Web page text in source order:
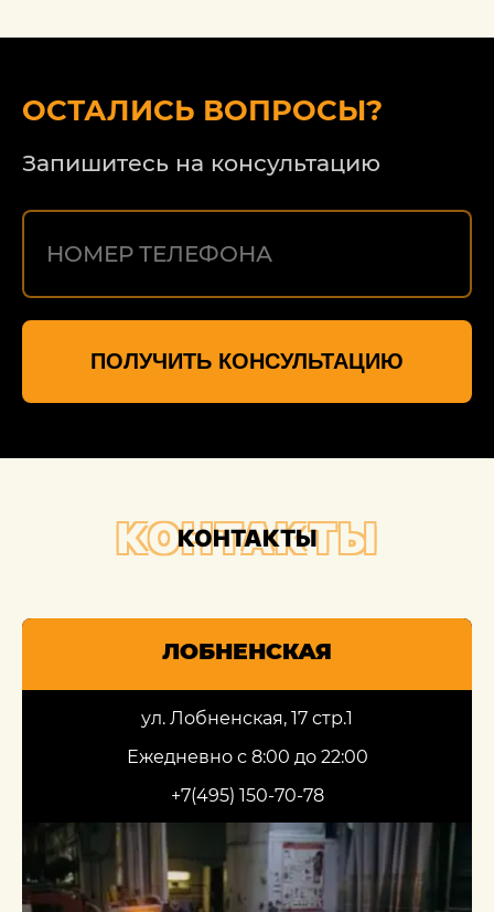
работу, надеюсь на дальнейшее
ОСТАЛИСЬ ВОПРОСЫ?
Запишитесь на консультацию
ПОЛУЧИТЬ КОНСУЛЬТАЦИЮ
КОНТАКТЫ
КОНТАКТЫ
ЛОБНЕНСКАЯ
ул. Лобненская, 17 стр.1
Ежедневно с 8:00 до 22:00
+7(495) 150-70-78